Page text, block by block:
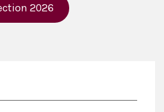
2026